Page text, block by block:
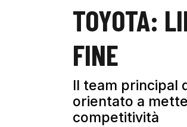
TOYOTA:
FINE
Il team principal
orientato a
competitività